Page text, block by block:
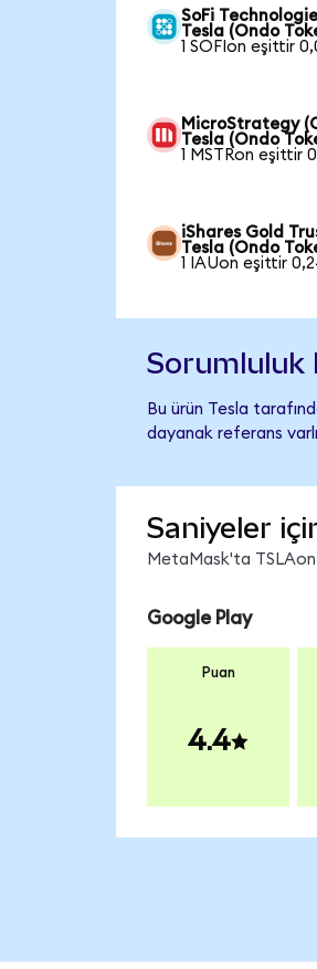
SoFi
Tesla (Ondo
1 SOFIon eşittir
MicroStrategy
Tesla (Ondo
1 MSTRon eşittir
iShares Gold
Tesla (Ondo
1 IAUon eşittir
Sorumluluk
Bu ürün Tesla
dayanak referans
Saniyeler
MetaMask'ta TSLAon
Google Play
Puan
4.4